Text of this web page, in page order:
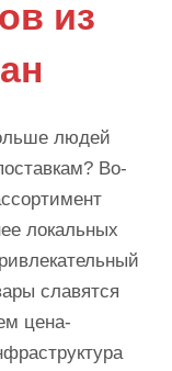
из
людей
Во-
локальных
славятся
цена-